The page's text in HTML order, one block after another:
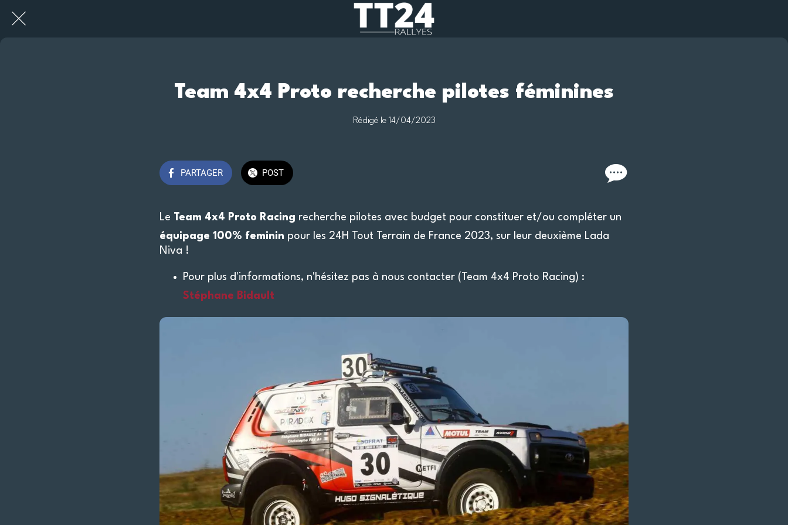
Team 4x4 Proto recherche pilotes féminines
Rédigé le 14/04/2023
PARTAGER POST
Le Team 4x4 Proto Racing recherche pilotes avec budget pour constituer et/ou compléter un
équipage 100% feminin pour les 24H Tout Terrain de France 2023, sur leur deuxième Lada
Niva !
Pour plus d'informations, n'hésitez pas à nous contacter (Team 4x4 Proto Racing) :
Stéphane Bidault